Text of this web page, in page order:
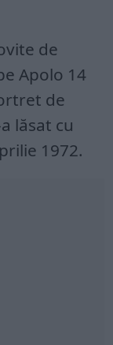
de
Apolo 14
de
lăsat cu
1972.